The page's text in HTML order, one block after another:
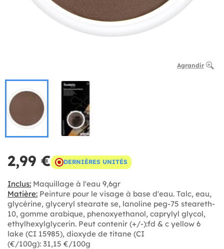
Agrandir
2,99 € DERNIÈRES UNITÉS
Inclus: Maquillage à l'eau 9,6gr
Matière: Peinture pour le visage à base d'eau. Talc, eau,
glycérine, glyceryl stearate se, lanoline peg-75 steareth-
10, gomme arabique, phenoxyethanol, caprylyl glycol,
ethylhexylglycerin. Peut contenir (+/-):fd & c yellow 6
lake (CI 15985), dioxyde de titane (CI
(€/100g): 31,15 €/100g